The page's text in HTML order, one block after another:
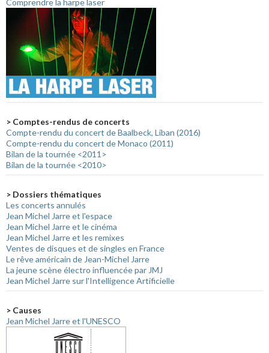
Comprendre la harpe laser
> Comptes-rendus de concerts
Compte-rendu du concert de Baalbeck, Liban (2016)
Compte-rendu du concert de Monaco (2011)
Bilan de la tournée <2011>
Bilan de la tournée <2010>
> Dossiers thématiques
Les concerts annulés
Jean Michel Jarre et l'espace
Jean Michel Jarre et le cinéma
Jean Michel Jarre et les remixes
Ventes de disques et de singles en France
Le rêve américain de Jean-Michel Jarre
La jeune scène électro influencée par JMJ
Jean Michel Jarre sur l'Intelligence Artificielle
> Causes
Jean Michel Jarre et l'UNESCO